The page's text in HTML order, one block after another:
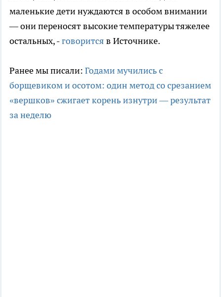
маленькие дети нуждаются в особом внимании
— они переносят высокие температуры тяжелее
остальных, -говорится в Источнике.
Ранее мы писали: Годами мучились с
борщевиком и осотом: один метод со срезанием
«вершков» сжигает корень изнутри — результат
за неделю